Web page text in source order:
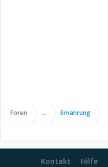
Foren ... Ernährung
Kontakt Hilfe